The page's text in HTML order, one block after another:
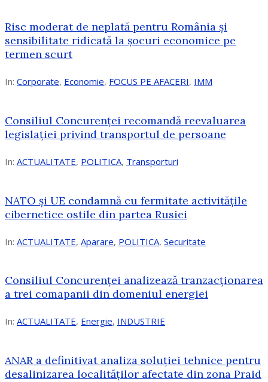
Risc moderat de neplată pentru România și
sensibilitate ridicată la șocuri economice pe
termen scurt
In: Corporate, Economie, FOCUS PE AFACERI, IMM
Consiliul Concurenței recomandă reevaluarea
legislației privind transportul de persoane
In: ACTUALITATE, POLITICA, Transporturi
NATO și UE condamnă cu fermitate activitățile
cibernetice ostile din partea Rusiei
In: ACTUALITATE, Aparare, POLITICA, Securitate
Consiliul Concurenţei analizează tranzacționarea
a trei comapanii din domeniul energiei
In: ACTUALITATE, Energie, INDUSTRIE
ANAR a definitivat analiza soluției tehnice pentru
desalinizarea localităților afectate din zona Praid